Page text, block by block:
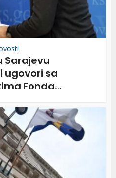
Sarajevu
ugovori sa
Fonda...